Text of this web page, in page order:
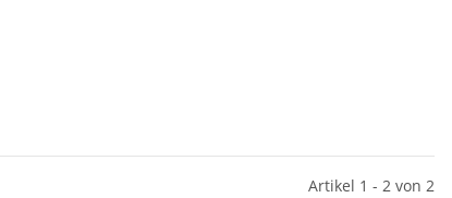
Artikel 1 - 2 von 2